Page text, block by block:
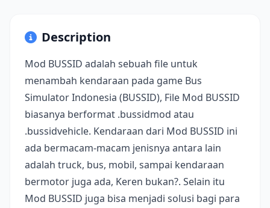
Description
Mod BUSSID adalah sebuah file untuk
menambah kendaraan pada game Bus
Simulator Indonesia (BUSSID), File Mod BUSSID
biasanya berformat .bussidmod atau
.bussidvehicle. Kendaraan dari Mod BUSSID ini
ada bermacam-macam jenisnya antara lain
adalah truck, bus, mobil, sampai kendaraan
bermotor juga ada, Keren bukan?. Selain itu
Mod BUSSID juga bisa menjadi solusi bagi para